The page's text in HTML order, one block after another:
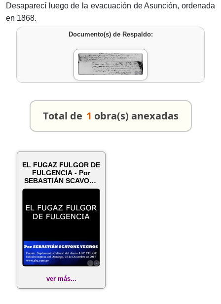
Desaparecí luego de la evacuación de Asunción, ordenada
en 1868.
Documento(s) de Respaldo:
Total de 1 obra(s) anexadas
EL FUGAZ FULGOR DE
FULGENCIA - Por
SEBASTIÁN SCAVONE
YEGROS - Dom...
ver más...